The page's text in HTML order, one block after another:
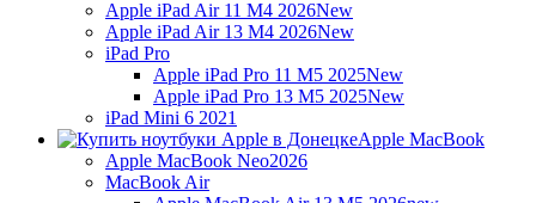
Apple iPad Air 11 M4 2026New
Apple iPad Air 13 M4 2026New
iPad Pro
Apple iPad Pro 11 M5 2025New
Apple iPad Pro 13 M5 2025New
iPad Mini 6 2021
Apple MacBook
Apple MacBook Neo2026
MacBook Air